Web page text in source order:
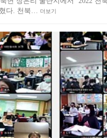
다. 천북…
더보기